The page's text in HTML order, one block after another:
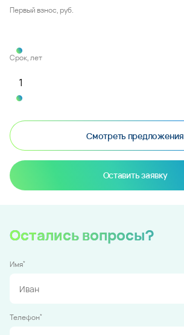
Первый взнос, руб.
Срок, лет
Смотреть предложения
Оставить заявку
Остались вопросы?
Имя*
Телефон*